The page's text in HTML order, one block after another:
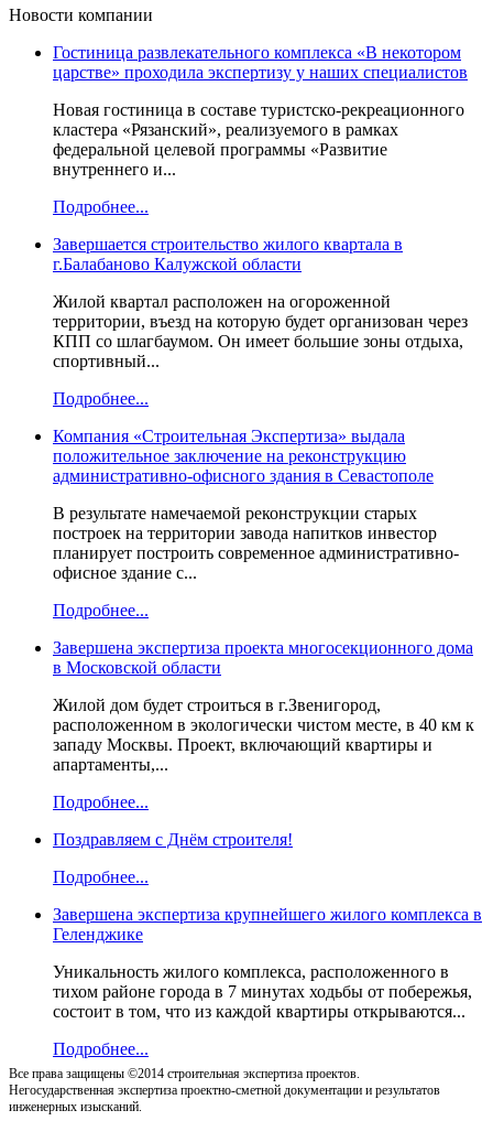
Новости компании
Гостиница развлекательного комплекса «В некотором
царстве» проходила экспертизу у наших специалистов
Новая гостиница в составе туристско-рекреационного
кластера «Рязанский», реализуемого в рамках
федеральной целевой программы «Развитие
внутреннего и...
Подробнее...
Завершается строительство жилого квартала в
г.Балабаново Калужской области
Жилой квартал расположен на огороженной
территории, въезд на которую будет организован через
КПП со шлагбаумом. Он имеет большие зоны отдыха,
спортивный...
Подробнее...
Компания «Строительная Экспертиза» выдала
положительное заключение на реконструкцию
административно-офисного здания в Севастополе
В результате намечаемой реконструкции старых
построек на территории завода напитков инвестор
планирует построить современное административно-
офисное здание с...
Подробнее...
Завершена экспертиза проекта многосекционного дома
в Московской области
Жилой дом будет строиться в г.Звенигород,
расположенном в экологически чистом месте, в 40 км к
западу Москвы. Проект, включающий квартиры и
апартаменты,...
Подробнее...
Поздравляем с Днём строителя!
Подробнее...
Завершена экспертиза крупнейшего жилого комплекса в
Геленджике
Уникальность жилого комплекса, расположенного в
тихом районе города в 7 минутах ходьбы от побережья,
состоит в том, что из каждой квартиры открываются...
Подробнее...
Все права защищены ©2014 строительная экспертиза проектов.
Негосударственная экспертиза проектно-сметной документации и результатов
инженерных изысканий.